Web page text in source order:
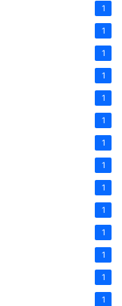
1
1
1
1
1
1
1
1
1
1
1
1
1
1